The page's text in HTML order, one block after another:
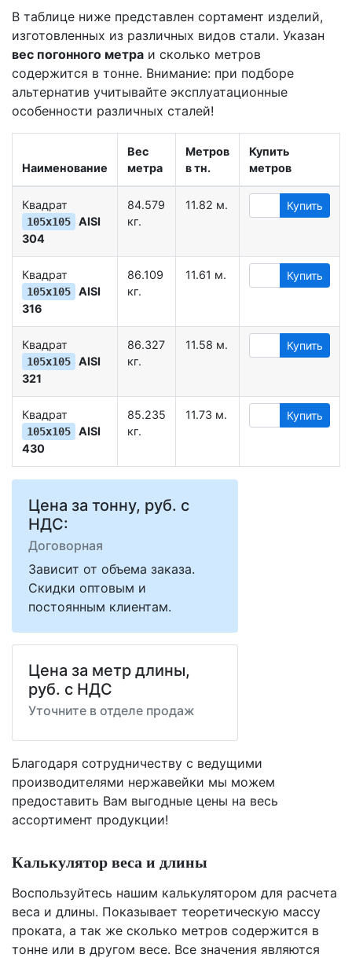
В таблице ниже представлен сортамент изделий,
изготовленных из различных видов стали. Указан
вес погонного метра и сколько метров
содержится в тонне. Внимание: при подборе
альтернатив учитывайте эксплуатационные
особенности различных сталей!
Наименование
Вес
метра
Метров
в тн.
Купить
метров
Квадрат
105х105
AISI
304
84.579
кг.
11.82 м. Купить
Квадрат
105х105
AISI
316
86.109
кг.
11.61 м. Купить
Квадрат
105х105
AISI
321
86.327
кг.
11.58 м. Купить
Квадрат
105х105
AISI
430
85.235
кг.
11.73 м. Купить
Цена за тонну, руб. с
НДС:
Договорная
Зависит от объема заказа.
Скидки оптовым и
постоянным клиентам.
Цена за метр длины,
руб. с НДС
Уточните в отделе продаж
Благодаря сотрудничеству с ведущими
производителями нержавейки мы можем
предоставить Вам выгодные цены на весь
ассортимент продукции!
Калькулятор веса и длины
Воспользуйтесь нашим калькулятором для расчета
веса и длины. Показывает теоретическую массу
проката, а так же сколько метров содержится в
тонне или в другом весе. Все значения являются